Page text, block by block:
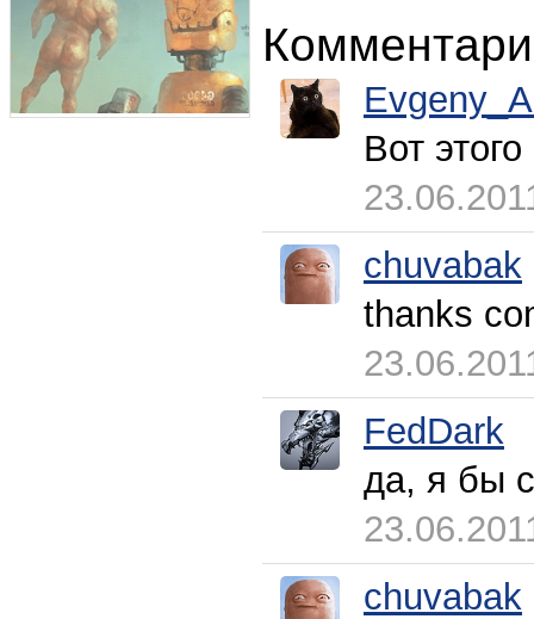
Вот
chuvabak
thanks
FedDark
да, я бы
chuvabak